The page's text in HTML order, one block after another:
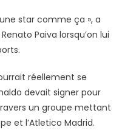
star comme ça », a
Paiva lorsqu’on lui
réellement se
devait signer pour
un groupe mettant
et l’Atletico Madrid.